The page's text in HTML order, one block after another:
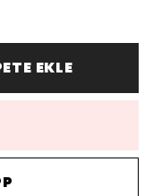
EKLE